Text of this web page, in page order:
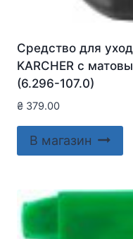
Средство для
KARCHER с
(6.296-107.0)
₴ 379.00
В магазин